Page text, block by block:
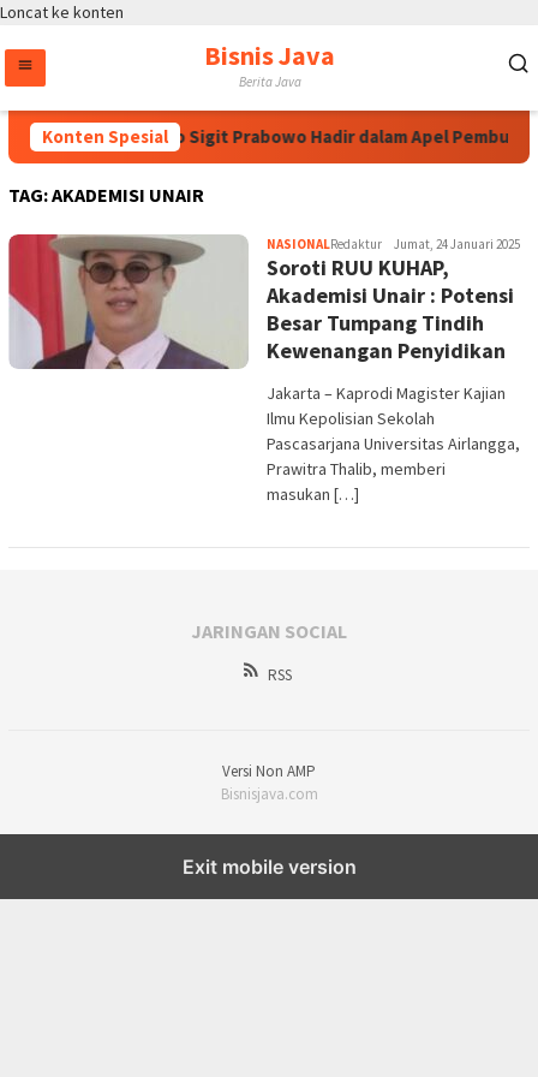
Loncat ke konten
Bisnis Java
Berita Java
Konten Spesial
Jenderal Listyo Sigit Prabowo Hadir dalam Apel
TAG:AKADEMISI UNAIR
NASIONALRedaktur Jumat, 24 Januari 2025
Soroti RUU KUHAP,
Akademisi Unair : Potensi
Besar Tumpang Tindih
Kewenangan Penyidikan
Jakarta – Kaprodi Magister Kajian
Ilmu Kepolisian Sekolah
Pascasarjana Universitas Airlangga,
Prawitra Thalib, memberi
masukan […]
JARINGAN SOCIAL
RSS
Versi Non AMP
Bisnisjava.com
Exit mobile version